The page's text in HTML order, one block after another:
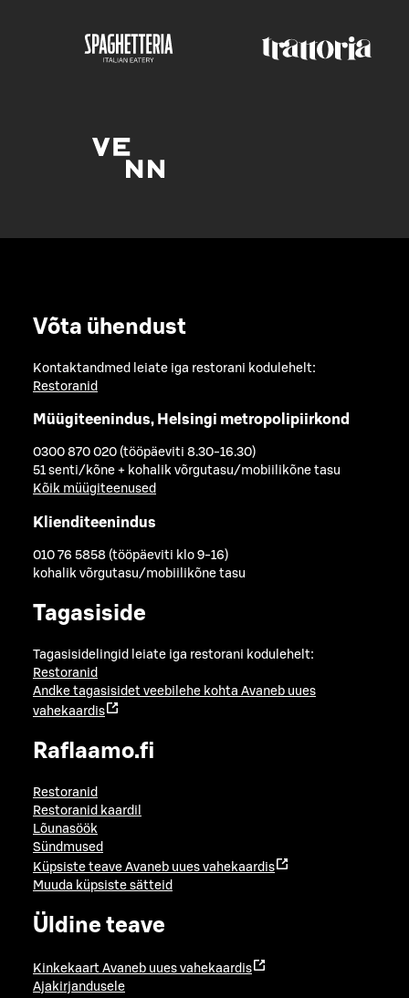
Võta ühendust
Kontaktandmed leiate iga restorani kodulehelt:
Restoranid
Müügiteenindus, Helsingi metropolipiirkond
0300 870 020 (tööpäeviti 8.30-16.30)
51 senti/kõne + kohalik võrgutasu/mobiilikõne tasu
Kõik müügiteenused
Klienditeenindus
010 76 5858 (tööpäeviti klo 9-16)
kohalik võrgutasu/mobiilikõne tasu
Tagasiside
Tagasisidelingid leiate iga restorani kodulehelt:
Restoranid
Andke tagasisidet veebilehe kohta Avaneb uues
vahekaardis
Raflaamo.fi
Restoranid
Restoranid kaardil
Lõunasöök
Sündmused
Küpsiste teave Avaneb uues vahekaardis
Muuda küpsiste sätteid
Üldine teave
Kinkekaart Avaneb uues vahekaardis
Ajakirjandusele